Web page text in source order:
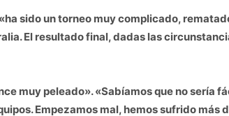
«ha sido un torneo muy complicado,
El resultado final, dadas las
muy peleado». «Sabíamos que no sería
Empezamos mal, hemos sufrido más